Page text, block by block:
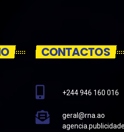
CONTACTOS
+244 946 160 016
geral@rna.ao